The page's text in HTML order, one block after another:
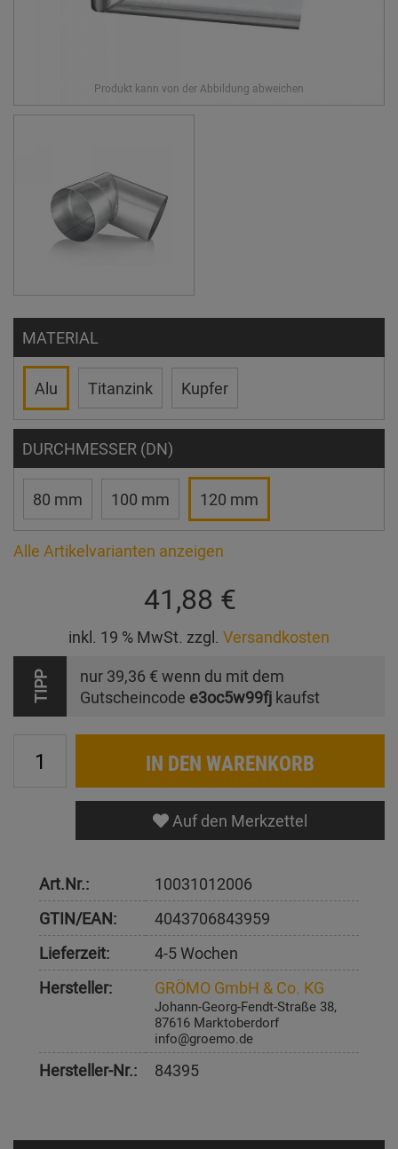
MATERIAL
Alu Titanzink Kupfer
DURCHMESSER (DN)
80 mm 100 mm 120 mm
Alle Artikelvarianten anzeigen
41,88 €
inkl. 19 % MwSt. zzgl. Versandkosten
TIPP nur 39,36 € wenn du mit dem
Gutscheincode e3oc5w99fj kaufst
IN DEN WARENKORB
Auf den Merkzettel
Art.Nr.:
10031012006
GTIN/EAN:
4043706843959
Lieferzeit:
4-5 Wochen
Hersteller:
GRÖMO GmbH & Co. KG
Johann-Georg-Fendt-Straße 38,
87616 Marktoberdorf
info@groemo.de
Hersteller-Nr.: 84395